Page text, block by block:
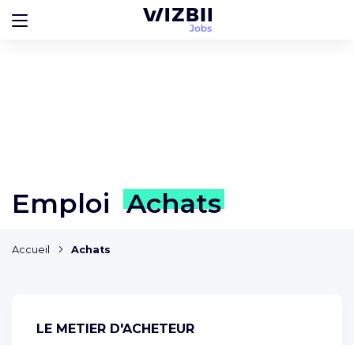
Emploi Achats
Accueil Achats
LE METIER D'ACHETEUR